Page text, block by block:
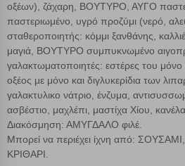
οξέων), ζάχαρη, ΒΟΥΤΥΡΟ, ΑΥΓΟ
παστεριωμένο, υγρό προζύμι (νερό,
σταθεροποιητής: κόμμι ξανθάνης,
μαγιά, ΒΟΥΤΥΡΟ συμπυκνωμένο
γαλακτωματοποιητές: εστέρες του μόνο
οξέος με μόνο και διγλυκερίδια των
γαλακτυλικο νάτριο, ένζυμα,
ασβέστιο, μαχλέπι, μαστίχα Χίου, κανέλα.
Διακόσμηση: ΑΜΥΓΔΑΛΟ φιλέ.
Μπορεί να περιέχει ίχνη από:
ΚΡΙΘΑΡΙ.
Αποθήκευση
Απόρριψη
Αποδοχή όλων